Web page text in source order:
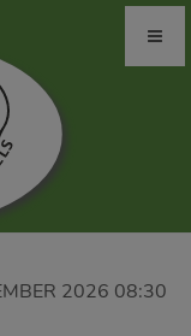
2026 08:30